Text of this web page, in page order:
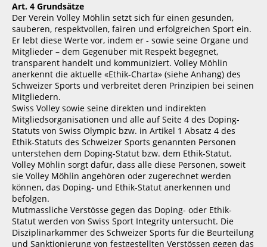
Art. 4 Grundsätze
Der Verein Volley Möhlin setzt sich für einen gesunden,
sauberen, respektvollen, fairen und erfolgreichen Sport ein.
Er lebt diese Werte vor, indem er - sowie seine Organe und
Mitglieder – dem Gegenüber mit Respekt begegnet,
transparent handelt und kommuniziert. Volley Möhlin
anerkennt die aktuelle «Ethik-Charta» (siehe Anhang) des
Schweizer Sports und verbreitet deren Prinzipien bei seinen
Mitgliedern.
Swiss Volley sowie seine direkten und indirekten
Mitgliedsorganisationen und alle auf Seite 4 des Doping-
Statuts von Swiss Olympic bzw. in Artikel 1 Absatz 4 des
Ethik-Statuts des Schweizer Sports genannten Personen
unterstehen dem Doping-Statut bzw. dem Ethik-Statut.
Volley Möhlin sorgt dafür, dass alle diese Personen, soweit
sie Volley Möhlin angehören oder zugerechnet werden
können, das Doping- und Ethik-Statut anerkennen und
befolgen.
Mutmassliche Verstösse gegen das Doping- oder Ethik-
Statut werden von Swiss Sport Integrity untersucht. Die
Disziplinarkammer des Schweizer Sports für die Beurteilung
und Sanktionierung von festgestellten Verstössen gegen das